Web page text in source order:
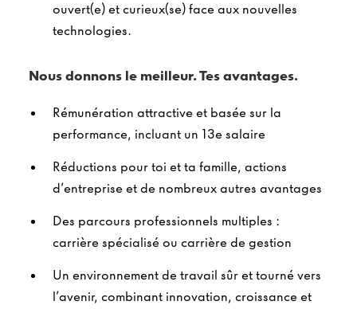
ouvert(e) et curieux(se) face aux nouvelles
technologies.
Nous donnons le meilleur. Tes avantages.
Rémunération attractive et basée sur la
performance, incluant un 13e salaire
Réductions pour toi et ta famille, actions
d’entreprise et de nombreux autres avantages
Des parcours professionnels multiples :
carrière spécialisé ou carrière de gestion
Un environnement de travail sûr et tourné vers
l’avenir, combinant innovation, croissance et